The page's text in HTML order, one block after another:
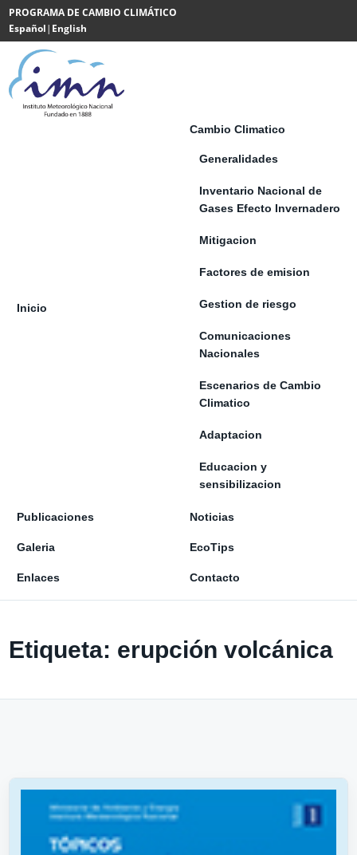
Saltar al contenido
PROGRAMA DE CAMBIO CLIMÁTICO
Español| English
Powered
by
Translate
Inicio
Cambio Climatico
Generalidades
Inventario Nacional de
Gases Efecto Invernadero
Mitigacion
Factores de emision
Gestion de riesgo
Comunicaciones
Nacionales
Escenarios de Cambio
Climatico
Adaptacion
Educacion y
sensibilizacion
Publicaciones Noticias
Galeria EcoTips
Enlaces Contacto
Etiqueta: erupción volcánica